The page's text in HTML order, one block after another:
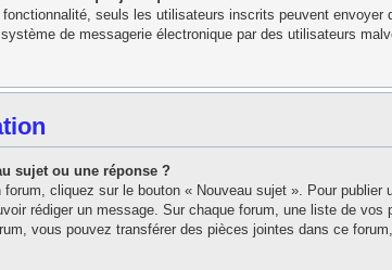
seuls les utilisateurs inscrits peuvent
de messagerie électronique par des utilisateurs
sujet ou une réponse ?
cliquez sur le bouton « Nouveau sujet ». Pour
rédiger un message. Sur chaque forum, une liste de
vous pouvez transférer des pièces jointes dans ce forum,